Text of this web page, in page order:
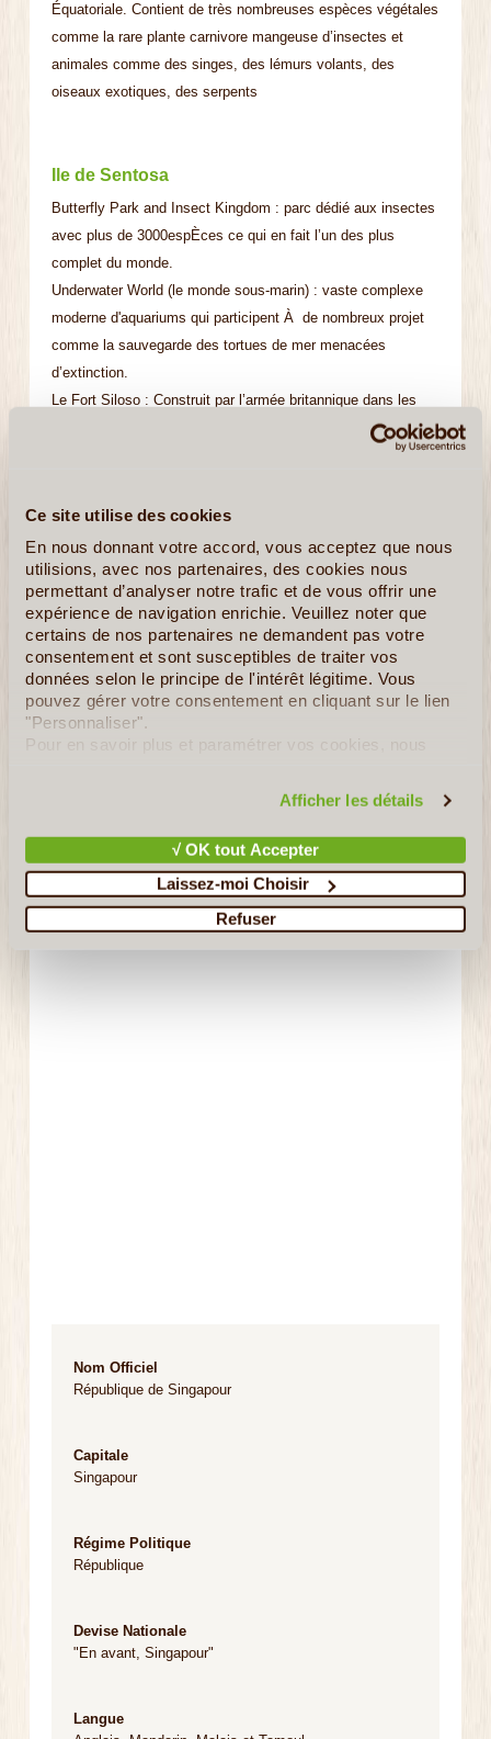
Ce site utilise des cookies
En nous donnant votre accord, vous acceptez que nous
utilisions, avec nos partenaires, des cookies nous
permettant d’analyser notre trafic et de vous offrir une
expérience de navigation enrichie. Veuillez noter que
certains de nos partenaires ne demandent pas votre
consentement et sont susceptibles de traiter vos
données selon le principe de l'intérêt légitime. Vous
pouvez gérer votre consentement en cliquant sur le lien
"Personnaliser".
Pour en savoir plus et paramétrer vos cookies, nous
Afficher les détails
√ OK tout Accepter
Laissez-moi Choisir
Refuser
Équatoriale. Contient de très nombreuses espèces végétales
comme la rare plante carnivore mangeuse d’insectes et
animales comme des singes, des lémurs volants, des
oiseaux exotiques, des serpents
Ile de Sentosa
Butterfly Park and Insect Kingdom : parc dédié aux insectes
avec plus de 3000espÈces ce qui en fait l’un des plus
complet du monde.
Underwater World (le monde sous-marin) : vaste complexe
moderne d'aquariums qui participent À de nombreux projet
comme la sauvegarde des tortues de mer menacées
d’extinction.
Le Fort Siloso : Construit par l’armée britannique dans les
années 1880. D’abord connu pour protéger une des entrées
du port de Singapour, il fut ensuite utilisé comme camp de
Pulau Ubin
Le site naturel de Chek Jawa
Carte d’identité de Singapour
Nom Officiel
République de Singapour
Capitale
Singapour
Régime Politique
République
Devise Nationale
"En avant, Singapour"
Langue